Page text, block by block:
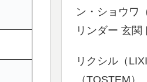
ン・ショウワ
リンダー 玄関
リクシル（